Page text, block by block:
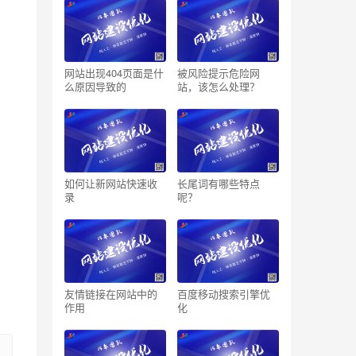
网站出现404页面是什
么原因导致的
被风险提示危险网
站，该怎么处理？
如何让新网站快速收
录
长尾词有哪些特点
呢？
友情链接在网站中的
作用
百度移动搜索引擎优
化